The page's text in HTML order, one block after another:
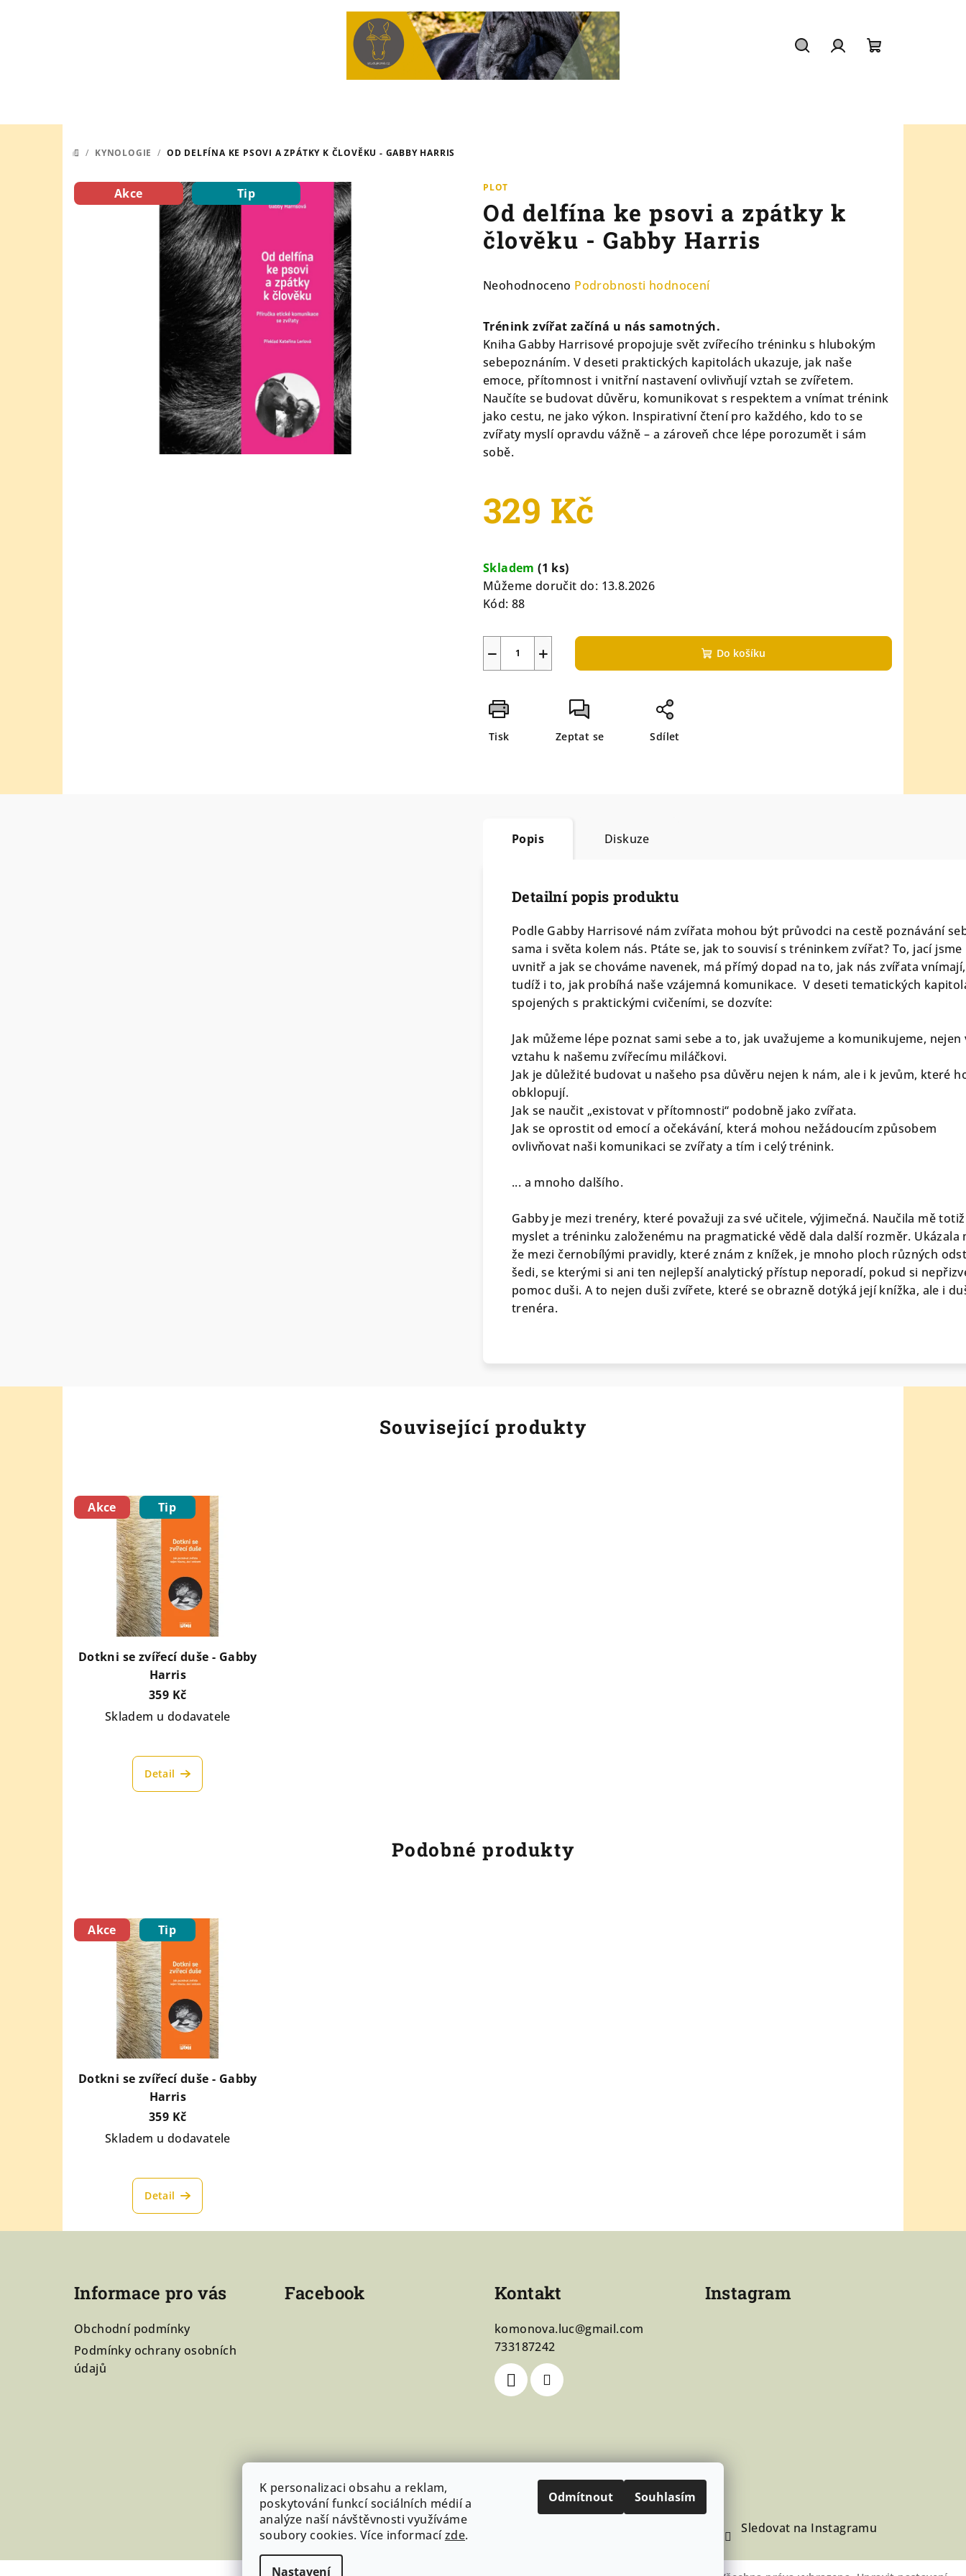
K personalizaci obsahu a reklam,
poskytování funkcí sociálních médií a
analýze naší návštěvnosti využíváme
soubory cookies. Více informacízde.
Nastavení
Odmítnout Souhlasím
DOMŮ
/ KYNOLOGIE / OD DELFÍNA KE PSOVI A ZPÁTKY K ČLOVĚKU - GABBY HARRIS
PLOT
Od delfína ke psovi a zpátky k
člověku - Gabby Harris
Průměrné
produktu
je
0,0
z
5
hvězdiček.
Neohodnoceno Podrobnosti hodnocení
Trénink zvířat začíná u nás samotných.
Kniha Gabby Harrisové propojuje svět zvířecího tréninku s hlubokým
sebepoznáním. V deseti praktických kapitolách ukazuje, jak naše
emoce, přítomnost i vnitřní nastavení ovlivňují vztah se zvířetem.
Naučíte se budovat důvěru, komunikovat s respektem a vnímat trénink
jako cestu, ne jako výkon. Inspirativní čtení pro každého, kdo to se
zvířaty myslí opravdu vážně – a zároveň chce lépe porozumět i sám
sobě.
329 Kč
cena:
Skladem(1 ks)
Můžeme doručit do: 13.8.2026
Kód: 88
+
− Do košíku
Tisk Zeptat se Sdílet
Akce Tip
Popis Diskuze
Detailní popis produktu
Podle Gabby Harrisové nám zvířata mohou být průvodci na cestě poznávání
sama i světa kolem nás. Ptáte se, jak to souvisí s tréninkem zvířat? To, jací jsme
uvnitř a jak se chováme navenek, má přímý dopad na to, jak nás zvířata
tudíž i to, jak probíhá naše vzájemná komunikace. V deseti tematických
spojených s praktickými cvičeními, se dozvíte:
Jak můžeme lépe poznat sami sebe a to, jak uvažujeme a komunikujeme, nejen
vztahu k našemu zvířecímu miláčkovi.
Jak je důležité budovat u našeho psa důvěru nejen k nám, ale i k jevům, které
obklopují.
Jak se naučit „existovat v přítomnosti“ podobně jako zvířata.
Jak se oprostit od emocí a očekávání, která mohou nežádoucím způsobem
ovlivňovat naši komunikaci se zvířaty a tím i celý trénink.
... a mnoho dalšího.
Gabby je mezi trenéry, které považuji za své učitele, výjimečná. Naučila mě totiž
myslet a tréninku založenému na pragmatické vědě dala další rozměr. Ukázala
že mezi černobílými pravidly, které znám z knížek, je mnoho ploch různých
šedi, se kterými si ani ten nejlepší analytický přístup neporadí, pokud si
pomoc duši. A to nejen duši zvířete, které se obrazně dotýká její knížka, ale i
trenéra.
Související produkty
Akce Tip
Dotkni se zvířecí duše - Gabby
Harris
359 Kč
Skladem u dodavatele
Detail
Podobné produkty
Akce Tip
Dotkni se zvířecí duše - Gabby
Harris
359 Kč
Skladem u dodavatele
Detail
Informace pro vás
Obchodní podmínky
Podmínky ochrany osobních
údajů
Facebook Kontakt
komonova.luc@gmail.com
733187242
Instagram
Sledovat na Instagramu